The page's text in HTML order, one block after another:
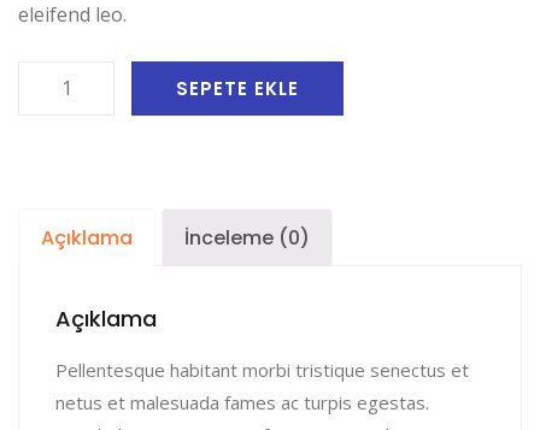
eleifend leo.
SEPETE EKLE
Açıklama İnceleme (0)
Açıklama
Pellentesque habitant morbi tristique senectus et
netus et malesuada fames ac turpis egestas.